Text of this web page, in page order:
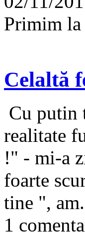
Primim la
Celaltă
Cu putin
realitate
!" - mi-a
foarte
tine ",
1